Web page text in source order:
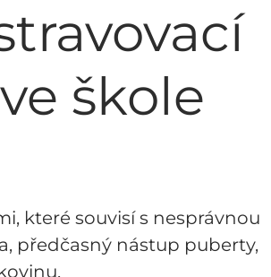
škole
které souvisí s nesprávnou
předčasný nástup puberty,